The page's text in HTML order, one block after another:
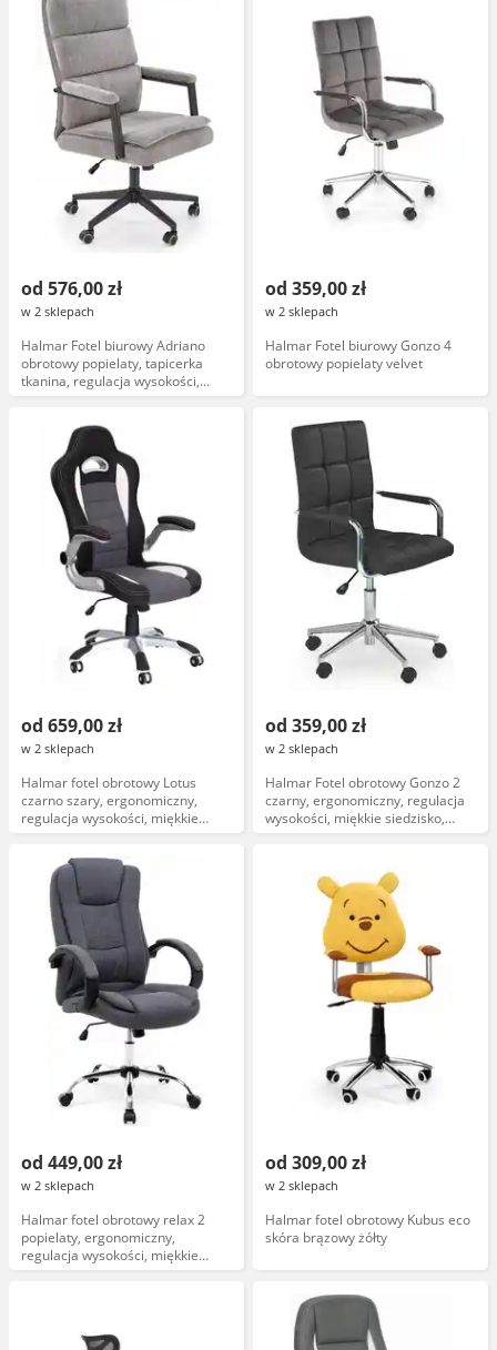
od 576,00 zł
w 2 sklepach
Halmar Fotel biurowy Adriano
obrotowy popielaty, tapicerka
tkanina, regulacja wysokości,
podłokietniki, stabilna podstawa,
od 359,00 zł
w 2 sklepach
Halmar Fotel biurowy Gonzo 4
obrotowy popielaty velvet
od 659,00 zł
w 2 sklepach
Halmar fotel obrotowy Lotus
czarno szary, ergonomiczny,
regulacja wysokości, miękkie
siedzisko, czarna podstawa
od 359,00 zł
w 2 sklepach
Halmar Fotel obrotowy Gonzo 2
czarny, ergonomiczny, regulacja
wysokości, miękkie siedzisko,
podłokietniki, trwała konstrukcja
od 449,00 zł
w 2 sklepach
Halmar fotel obrotowy relax 2
popielaty, ergonomiczny,
regulacja wysokości, miękkie
siedzisko, czarny, kolekcja relax
od 309,00 zł
w 2 sklepach
Halmar fotel obrotowy Kubus eco
skóra brązowy żółty